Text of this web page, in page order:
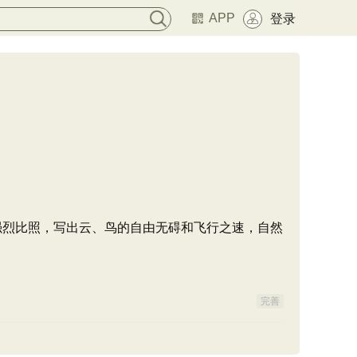
APP 登录
比照，写出云、鸟的自由无碍和飞行之速，自然
完善